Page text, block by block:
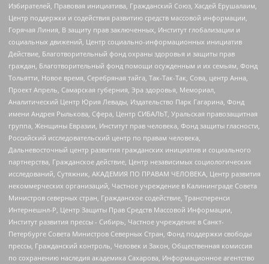
Избирателей, Правовая инициатива, Гражданский Союз, Хасдей Ерушалаим,
Центр поддержки и содействия развитию средств массовой информации,
Горячая Линия, В защиту прав заключенных, Институт глобализации и
социальных движений, Центр социально-информационных инициатив
Действие, Благотворительный фонд охраны здоровья и защиты прав
граждан, Благотворительный фонд помощи осужденным и их семьям, Фонд
Тольятти, Новое время, Серебряная тайга, Так-Так-Так, Сова, центр Анна,
Проект Апрель, Самарская губерния, Эра здоровья, Мемориал,
Аналитический Центр Юрия Левады, Издательство Парк Гагарина, Фонд
имени Андрея Рылькова, Сфера, Центр СИБАЛЬТ, Уральская правозащитная
группа, Женщины Евразии, Институт прав человека, Фонд защиты гласности,
Российский исследовательский центр по правам человека,
Дальневосточный центр развития гражданских инициатив и социального
партнерства, Гражданское действие, Центр независимых социологических
исследований, Сутяжник, АКАДЕМИЯ ПО ПРАВАМ ЧЕЛОВЕКА, Центр развития
некоммерческих организаций, Частное учреждение в Калининграде Совета
Министров северных стран, Гражданское содействие, Трансперенси
Интернешнл-Р, Центр Защиты Прав Средств Массовой Информации,
Институт развития прессы - Сибирь, Частное учреждение в Санкт-
Петербурге Совета Министров Северных Стран, Фонд поддержки свободы
прессы, Гражданский контроль, Человек и Закон, Общественная комиссия
по сохранению наследия академика Сахарова, Информационное агентство